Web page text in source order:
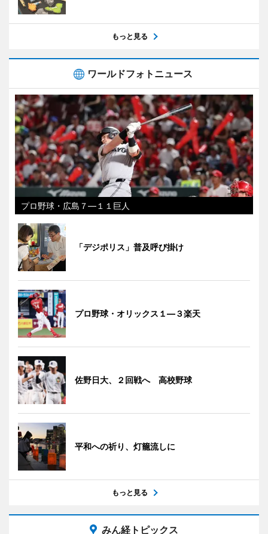
もっと見る
ワールドフォトニュース
プロ野球・広島７―１１巨人
「デジポリス」普及呼び掛け
プロ野球・オリックス１―３楽天
佐野日大、２回戦へ 高校野球
平和への祈り、灯籠流しに
もっと見る
みん経トピックス